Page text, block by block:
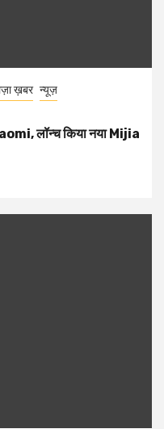
ख़बर न्यूज़
लॉन्च किया नया Mijia